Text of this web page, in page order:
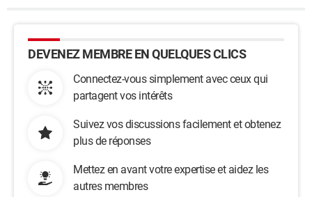
DEVENEZ MEMBRE EN QUELQUES CLICS
Connectez-vous simplement avec ceux qui
partagent vos intérêts
Suivez vos discussions facilement et obtenez
plus de réponses
Mettez en avant votre expertise et aidez les
autres membres